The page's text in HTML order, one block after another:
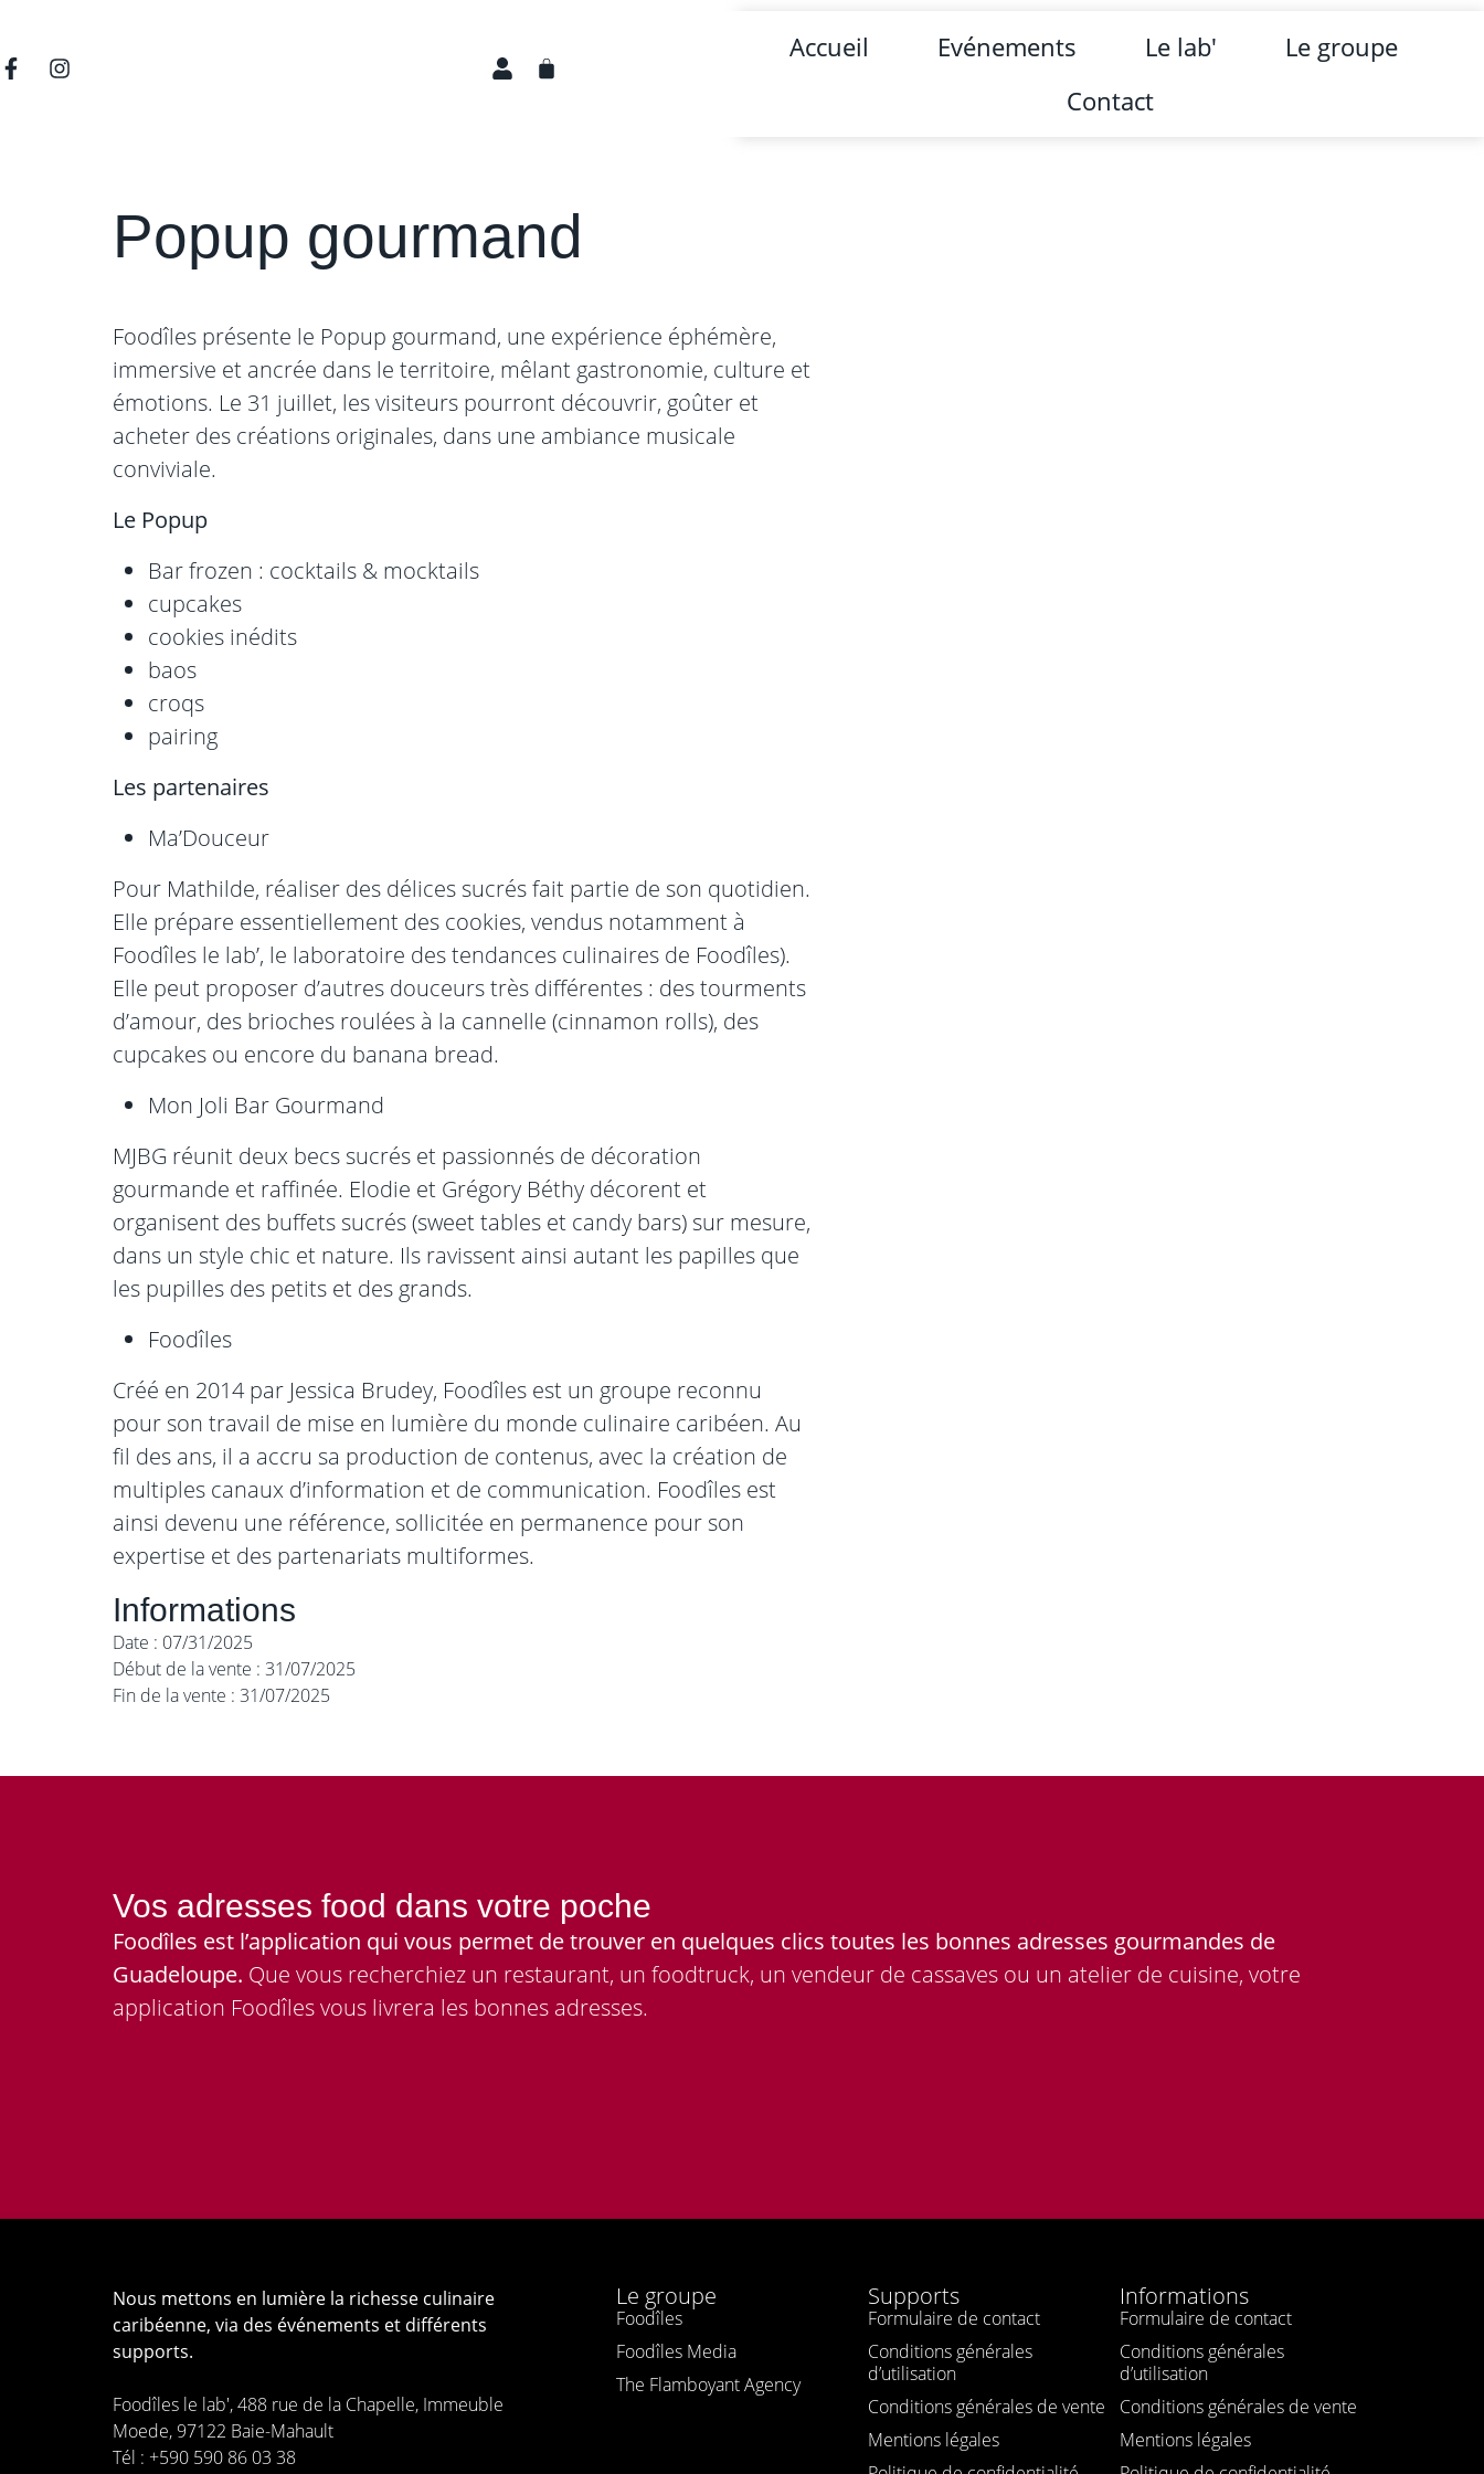
Accueil Evénements Le lab'
Le groupe
Contact
Popup gourmand
Foodîles présente le Popup gourmand, une expérience éphémère,
immersive et ancrée dans le territoire, mêlant gastronomie, culture et
émotions. Le 31 juillet, les visiteurs pourront découvrir, goûter et
acheter des créations originales, dans une ambiance musicale
conviviale.
Le Popup
Bar frozen : cocktails & mocktails
cupcakes
cookies inédits
baos
croqs
pairing
Les partenaires
Ma’Douceur
Pour Mathilde, réaliser des délices sucrés fait partie de son quotidien.
Elle prépare essentiellement des cookies, vendus notamment à
Foodîles le lab’, le laboratoire des tendances culinaires de Foodîles).
Elle peut proposer d’autres douceurs très différentes : des tourments
d’amour, des brioches roulées à la cannelle (cinnamon rolls), des
cupcakes ou encore du banana bread.
Mon Joli Bar Gourmand
MJBG réunit deux becs sucrés et passionnés de décoration
gourmande et raffinée. Elodie et Grégory Béthy décorent et
organisent des buffets sucrés (sweet tables et candy bars) sur mesure,
dans un style chic et nature. Ils ravissent ainsi autant les papilles que
les pupilles des petits et des grands.
Foodîles
Créé en 2014 par Jessica Brudey, Foodîles est un groupe reconnu
pour son travail de mise en lumière du monde culinaire caribéen. Au
fil des ans, il a accru sa production de contenus, avec la création de
multiples canaux d’information et de communication. Foodîles est
ainsi devenu une référence, sollicitée en permanence pour son
expertise et des partenariats multiformes.
Informations
Date : 07/31/2025
Début de la vente : 31/07/2025
Fin de la vente : 31/07/2025
Vos adresses food dans votre poche
Foodîles est l’application qui vous permet de trouver en quelques clics toutes les bonnes adresses gourmandes de
Guadeloupe. Que vous recherchiez un restaurant, un foodtruck, un vendeur de cassaves ou un atelier de cuisine, votre
application Foodîles vous livrera les bonnes adresses.
Nous mettons en lumière la richesse culinaire
caribéenne, via des événements et différents
supports.
Foodîles le lab', 488 rue de la Chapelle, Immeuble
Moede, 97122 Baie-Mahault
Tél : +590 590 86 03 38
Le groupe
Foodîles
Foodîles Media
The Flamboyant Agency
Supports
Formulaire de contact
Conditions générales
d’utilisation
Conditions générales de vente
Mentions légales
Informations
Formulaire de contact
Conditions générales
d’utilisation
Conditions générales de vente
Mentions légales